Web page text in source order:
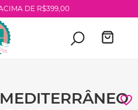
DE R$399,00